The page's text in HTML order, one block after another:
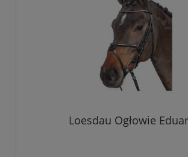
Loesdau Ogłowie